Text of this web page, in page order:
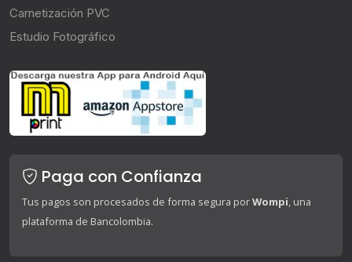
Carnetización PVC
Estudio Fotográfico
Paga con Confianza
Tus pagos son procesados de forma segura porWompi, una
plataforma de Bancolombia.